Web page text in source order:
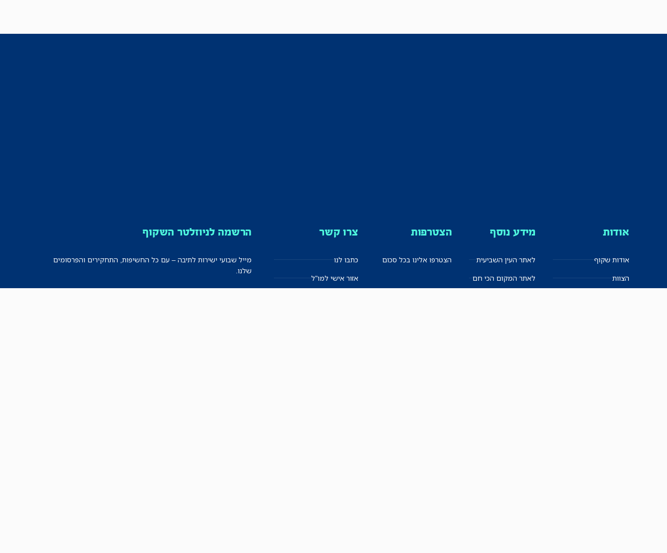
אודות
אודות שקוף
הצוות
מידע נוסף
לאתר העין השביעית
לאתר המקום הכי חם
הצטרפות
הצטרפו אלינו בכל סכום
צרו קשר
כתבו לנו
אזור אישי למו"ל
הרשמה לניוזלטר השקוף
מייל שבועי ישירות לתיבה – עם כל החשיפות, התחקירים והפרסומים
שלנו.